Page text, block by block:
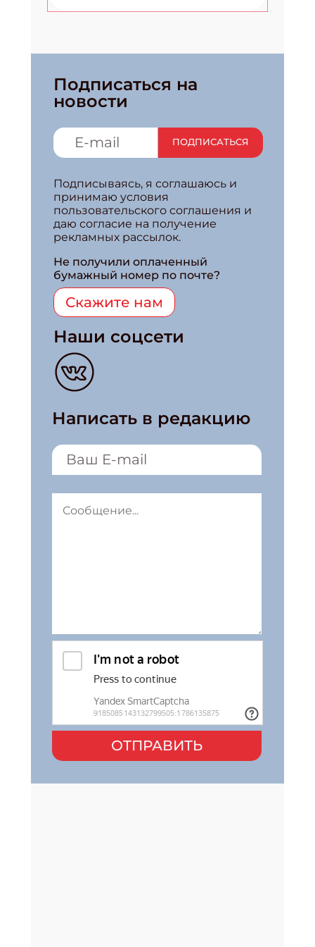
Подписаться на
новости
ПОДПИСАТЬСЯ
Подписываясь, я соглашаюсь и
принимаю условия
пользовательского соглашения и
даю согласие на получение
рекламных рассылок.
Не получили оплаченный
бумажный номер по почте?
Скажите нам
Наши соцсети
Написать в редакцию
ОТПРАВИТЬ